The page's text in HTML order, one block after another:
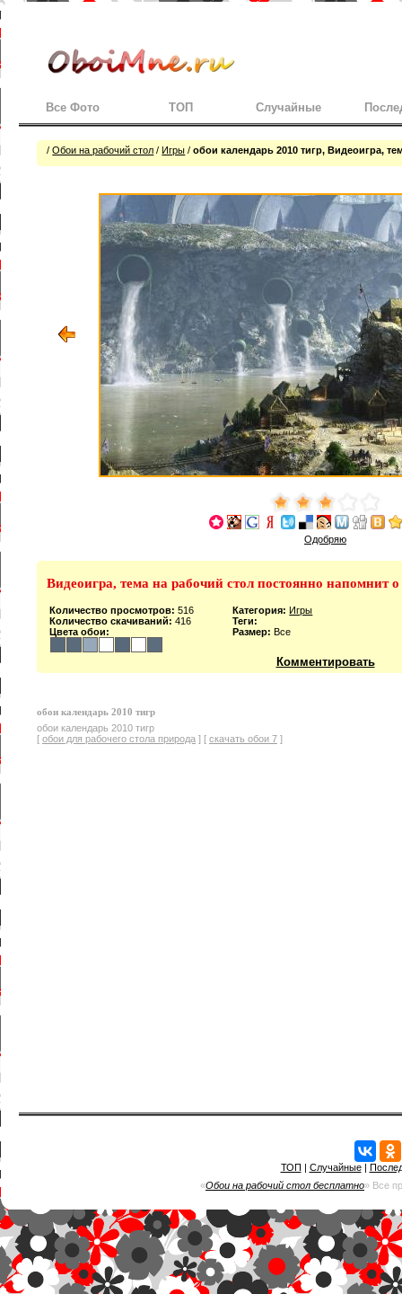
Все Фото ТОП Случайные
/Обои на рабочий стол / Игры /обои календарь 2010 тигр, Видеоигра,
Одобряю
Видеоигра, тема на рабочий стол постоянно напомнит
Количество просмотров: 516
Количество скачиваний: 416
Цвета обои:
Категория: Игры
Теги:
Размер: Все
Комментировать
обои календарь 2010 тигр
обои календарь 2010 тигр
[ обои для рабочего стола природа ] [ скачать обои 7 ]
ТОП | Случайные|
«Обои на рабочий стол бесплатно» Все